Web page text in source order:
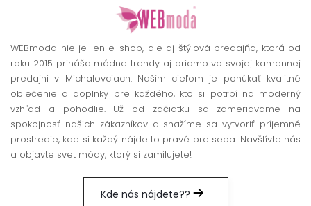
WEBmoda nie je len e-shop, ale aj štýlová predajňa, ktorá od
roku 2015 prináša módne trendy aj priamo vo svojej kamennej
predajni v Michalovciach. Naším cieľom je ponúkať kvalitné
oblečenie a doplnky pre každého, kto si potrpí na moderný
vzhľad a pohodlie. Už od začiatku sa zameriavame na
spokojnosť našich zákazníkov a snažíme sa vytvoriť príjemné
prostredie, kde si každý nájde to pravé pre seba. Navštívte nás
a objavte svet módy, ktorý si zamilujete!
Kde nás nájdete??